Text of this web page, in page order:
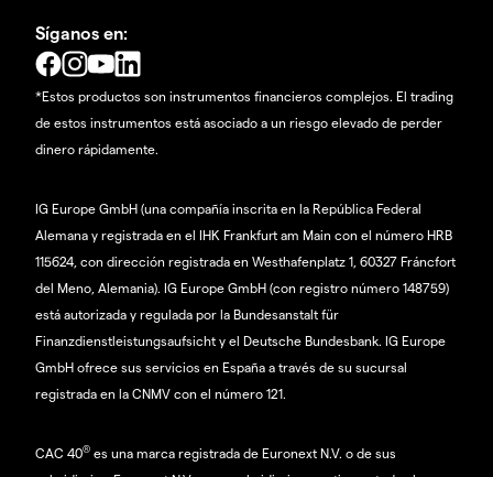
Síganos en:
*Estos productos son instrumentos financieros complejos. El trading
de estos instrumentos está asociado a un riesgo elevado de perder
dinero rápidamente.
IG Europe GmbH (una compañía inscrita en la República Federal
Alemana y registrada en el IHK Frankfurt am Main con el número HRB
115624, con dirección registrada en Westhafenplatz 1, 60327 Fráncfort
del Meno, Alemania). IG Europe GmbH (con registro número 148759)
está autorizada y regulada por la Bundesanstalt für
Finanzdienstleistungsaufsicht y el Deutsche Bundesbank. IG Europe
GmbH ofrece sus servicios en España a través de su sucursal
registrada en la CNMV con el número 121.
CAC 40® es una marca registrada de Euronext N.V. o de sus